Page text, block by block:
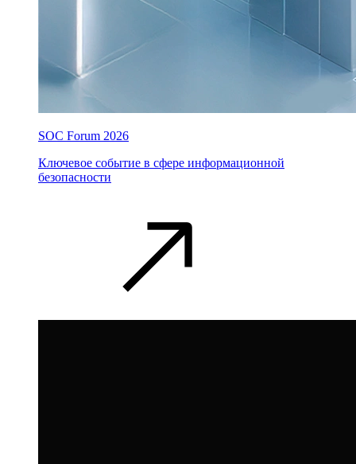
SOC Forum 2026
Ключевое событие в сфере информационной
безопасности